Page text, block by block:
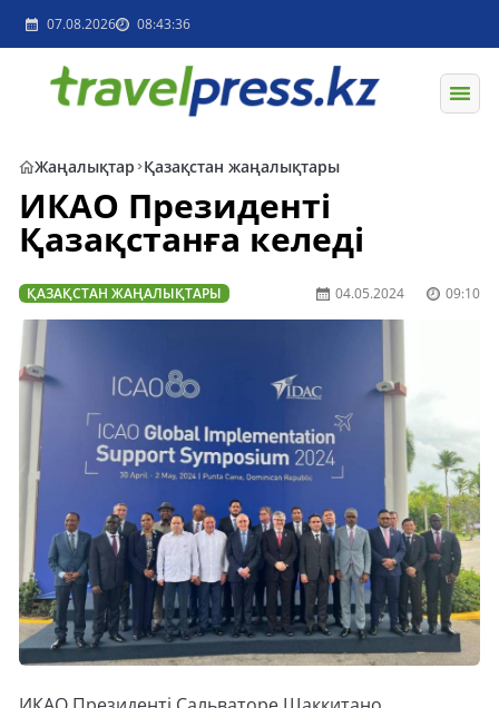
07.08.2026 08:43:36
Жаңалықтар Қазақстан жаңалықтары
ИКАО Президенті
Қазақстанға келеді
ҚАЗАҚСТАН ЖАҢАЛЫҚТАРЫ 04.05.2024 09:10